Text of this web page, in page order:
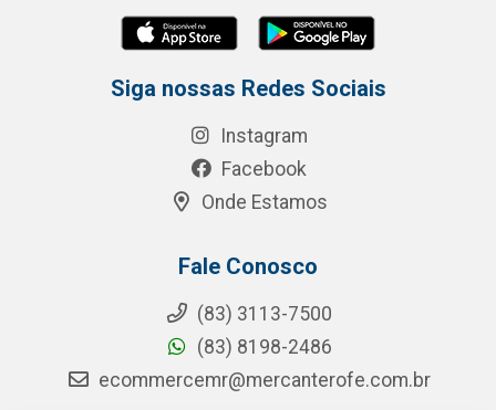
Siga nossas Redes Sociais
Instagram
Facebook
Onde Estamos
Fale Conosco
(83) 3113-7500
(83) 8198-2486
ecommercemr@mercanterofe.com.br